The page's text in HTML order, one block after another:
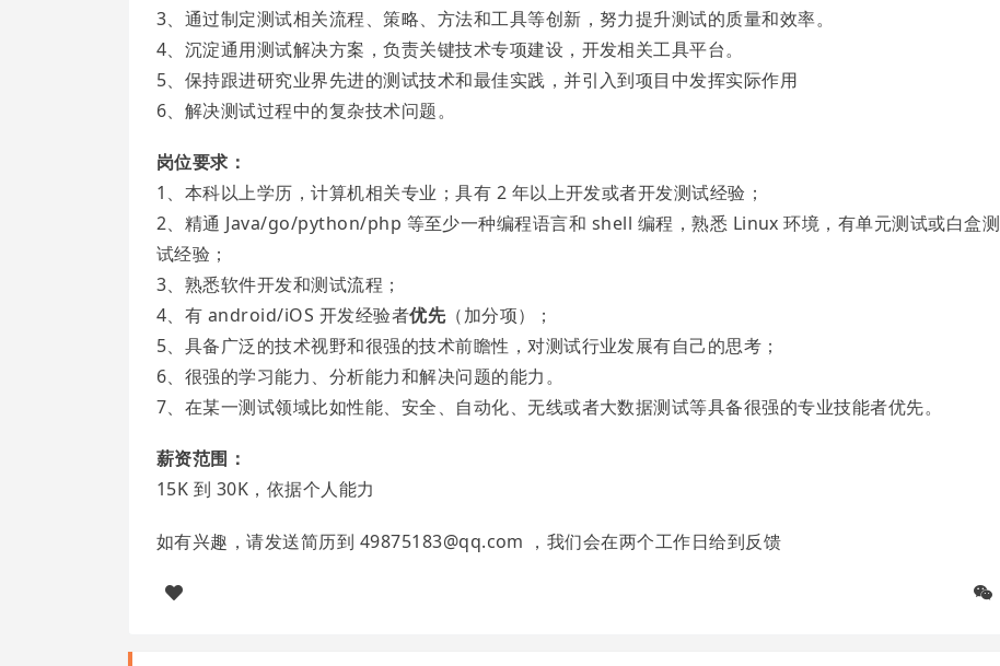
3、通过制定测试相关流程、策略、方法和工具等创新，努力提升测试的质量和效率。
4、沉淀通用测试解决方案，负责关键技术专项建设，开发相关工具平台。
5、保持跟进研究业界先进的测试技术和最佳实践，并引入到项目中发挥实际作用
6、解决测试过程中的复杂技术问题。
岗位要求：
1、本科以上学历，计算机相关专业；具有 2 年以上开发或者开发测试经验；
2、精通 Java/go/python/php 等至少一种编程语言和 shell 编程，熟悉 Linux 环境，有单元测试或白盒测
试经验；
3、熟悉软件开发和测试流程；
4、有 android/iOS 开发经验者优先（加分项）；
5、具备广泛的技术视野和很强的技术前瞻性，对测试行业发展有自己的思考；
6、很强的学习能力、分析能力和解决问题的能力。
7、在某一测试领域比如性能、安全、自动化、无线或者大数据测试等具备很强的专业技能者优先。
薪资范围：
15K 到 30K，依据个人能力
如有兴趣，请发送简历到 49875183@qq.com ，我们会在两个工作日给到反馈